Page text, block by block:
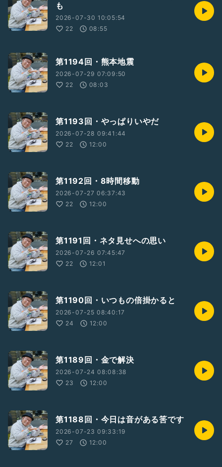
も
2026-07-30 10:05:54
22
08:55
第1194回・熊本地震
2026-07-29 07:09:50
22
08:03
第1193回・やっぱりいやだ
2026-07-28 09:41:44
22
12:00
第1192回・8時間移動
2026-07-27 06:37:43
22
12:00
第1191回・ネタ見せへの思い
2026-07-26 07:45:47
22
12:01
第1190回・いつもの倍掛かると
2026-07-25 08:40:17
24
12:00
第1189回・金で解決
2026-07-24 08:08:38
23
12:00
第1188回・今日は音がある筈です
2026-07-23 09:33:19
27
12:00